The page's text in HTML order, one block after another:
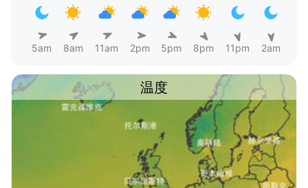
5am 8am 11am 2pm 5pm 8pm 11pm 2am
温度